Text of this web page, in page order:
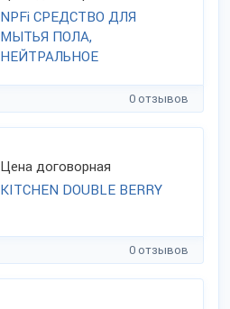
NPFi СРЕДСТВО ДЛЯ
МЫТЬЯ ПОЛА,
НЕЙТРАЛЬНОЕ
0 отзывов
Цена договорная
KITCHEN DOUBLE BERRY
0 отзывов